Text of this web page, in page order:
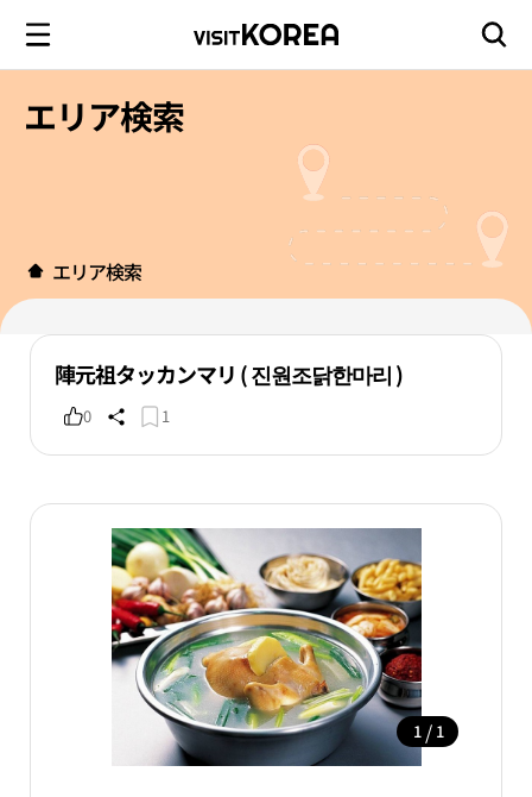
エリア検索
エリア検索
陣元祖タッカンマリ ( 진원조닭한마리 )
0 1
1 / 1